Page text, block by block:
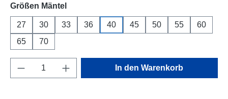
Größen Mäntelauswählen
27 30 33 36 40 45 50 55
60
65
70
Produkt Anzahl: Gib den gewünschten
In den Warenkorb